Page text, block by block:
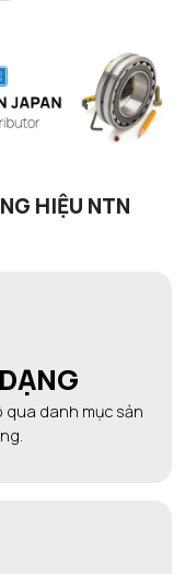
HIỆU NTN
qua danh mục sản